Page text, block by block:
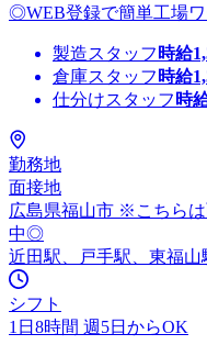
◎WEB登録で簡単工場ワ
製造スタッフ 時給
倉庫スタッフ 時給
仕分けスタッフ 時
勤務地
面接地
広島県福山市 ※こちら
中◎
近田駅、戸手駅、東福山
シフト
1日8時間 週5日からOK